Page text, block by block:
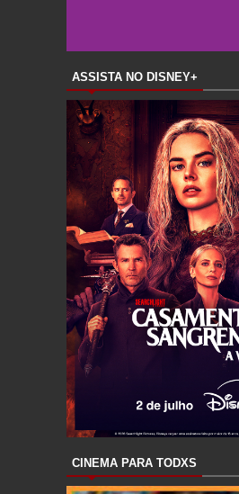
ASSISTA NO DISNEY+
CINEMA PARA TODXS